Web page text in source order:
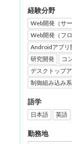
経験分野
Web開発（サ
Web開発（フ
Androidアプリ
研究開発
コ
デスクトップ
制御組み込み
語学
日本語 英語
勤務地